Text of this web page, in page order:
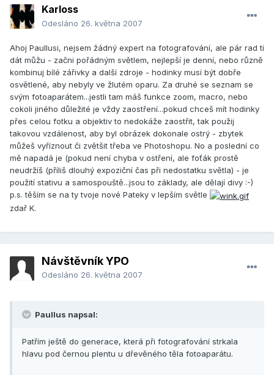
Karloss
Odesláno 26. května 2007
Ahoj Paullusi, nejsem žádný expert na fotografování, ale pár rad ti
dát můžu - začni pořádným světlem, nejlepší je denní, nebo různě
kombinuj bílé zářivky a další zdroje - hodinky musí být dobře
osvětlené, aby nebyly ve žlutém oparu. Za druhé se seznam se
svým fotoaparátem...jestli tam máš funkce zoom, macro, nebo
cokoli jiného důležité je vždy zaostření...pokud chceš mít hodinky
přes celou fotku a objektiv to nedokáže zaostřit, tak použij
takovou vzdálenost, aby byl obrázek dokonale ostrý - zbytek
můžeš vyříznout či zvětšit třeba ve Photoshopu. No a poslední co
mě napadá je (pokud není chyba v ostření, ale foťák prostě
neudržíš (příliš dlouhý expoziční čas při nedostatku světla) - je
použití stativu a samospouště...jsou to základy, ale dělají divy :-)
p.s. těším se na ty tvoje nové Pateky v lepším světle
zdař K.
Návštěvník YPO
Odesláno 26. května 2007
Paullus napsal:
Patřím ještě do generace, která při fotografování strkala
hlavu pod černou plentu u dřevěného těla fotoaparátu.